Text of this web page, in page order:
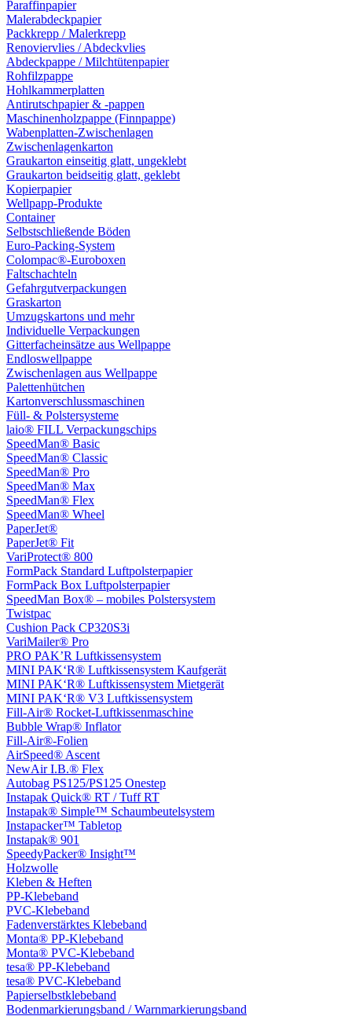
Paraffinpapier
Malerabdeckpapier
Packkrepp / Malerkrepp
Renoviervlies / Abdeckvlies
Abdeckpappe / Milchtütenpapier
Rohfilzpappe
Hohlkammerplatten
Antirutschpapier & -pappen
Maschinenholzpappe (Finnpappe)
Wabenplatten-Zwischenlagen
Zwischenlagenkarton
Graukarton einseitig glatt, ungeklebt
Graukarton beidseitig glatt, geklebt
Kopierpapier
Wellpapp-Produkte
Container
Selbstschließende Böden
Euro-Packing-System
Colompac®-Euroboxen
Faltschachteln
Gefahrgutverpackungen
Graskarton
Umzugskartons und mehr
Individuelle Verpackungen
Gitterfacheinsätze aus Wellpappe
Endloswellpappe
Zwischenlagen aus Wellpappe
Palettenhütchen
Kartonverschlussmaschinen
Füll- & Polstersysteme
laio® FILL Verpackungschips
SpeedMan® Basic
SpeedMan® Classic
SpeedMan® Pro
SpeedMan® Max
SpeedMan® Flex
SpeedMan® Wheel
PaperJet®
PaperJet® Fit
VariProtect® 800
FormPack Standard Luftpolsterpapier
FormPack Box Luftpolsterpapier
SpeedMan Box® – mobiles Polstersystem
Twistpac
Cushion Pack CP320S3i
VariMailer® Pro
PRO PAK’R Luftkissensystem
MINI PAK‘R® Luftkissensystem Kaufgerät
MINI PAK‘R® Luftkissensystem Mietgerät
MINI PAK‘R® V3 Luftkissensystem
Fill-Air® Rocket-Luftkissenmaschine
Bubble Wrap® Inflator
Fill-Air®-Folien
AirSpeed® Ascent
NewAir I.B.® Flex
Autobag PS125/PS125 Onestep
Instapak Quick® RT / Tuff RT
Instapak® Simple™ Schaumbeutelsystem
Instapacker™ Tabletop
Instapak® 901
SpeedyPacker® Insight™
Holzwolle
Kleben & Heften
PP-Klebeband
PVC-Klebeband
Fadenverstärktes Klebeband
Monta® PP-Klebeband
Monta® PVC-Klebeband
tesa® PP-Klebeband
tesa® PVC-Klebeband
Papierselbstklebeband
Bodenmarkierungsband / Warnmarkierungsband